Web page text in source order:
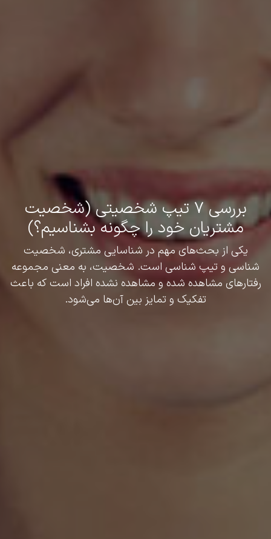
بررسی ۷ تیپ شخصیتی (شخصیت
مشتریان خود را چگونه بشناسیم؟)
یکی از بحث‌های مهم در شناسایی مشتری، شخصیت
شناسی و تیپ شناسی است. شخصیت، به معنی مجموعه
رفتارهای مشاهده شده و مشاهده نشده افراد است که باعث
تفکیک و تمایز بین آن‌ها می‌شود.